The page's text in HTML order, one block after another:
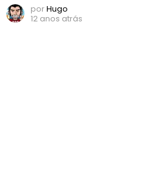
porHugo
12 anos atrás